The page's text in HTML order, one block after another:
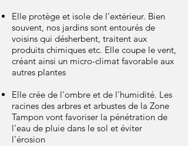
Elle protège et isole de l'extérieur. Bien
souvent, nos jardins sont entourés de
voisins qui désherbent, traitent aux
produits chimiques etc. Elle coupe le vent,
créant ainsi un micro-climat favorable aux
autres plantes
Elle crée de l'ombre et de l'humidité. Les
racines des arbres et arbustes de la Zone
Tampon vont favoriser la pénétration de
l'eau de pluie dans le sol et éviter
l'érosion